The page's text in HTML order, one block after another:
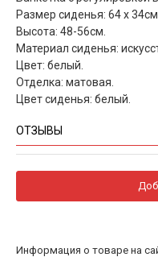
Размер сиденья: 64 х 34см.
Высота: 48-56см.
Материал сиденья:
Цвет: белый.
Отделка: матовая.
Цвет сиденья: белый.
ОТЗЫВЫ
Информация о товаре на